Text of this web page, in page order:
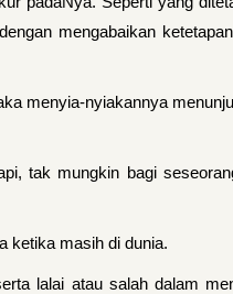
mengabaikan
menyia-nyiakannya
tak mungkin bagi
ketika masih di dunia.
lalai atau salah dalam